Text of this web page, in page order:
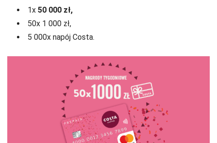
1x 50 000 zł,
50x 1 000 zł,
5 000x napój Costa.